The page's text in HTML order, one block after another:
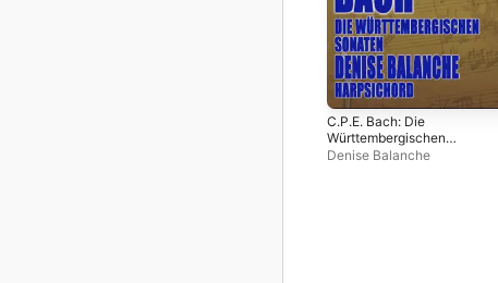
C.P.E. Bach: Die
Württembergischen
Sonaten
Denise Balanche